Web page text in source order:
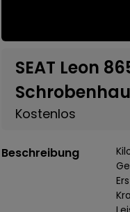
SEAT Leon
Kostenlos
Beschreibung